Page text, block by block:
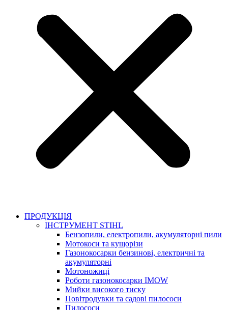
ПРОДУКЦІЯ
ІНСТРУМЕНТ STIHL
Бензопили, електропили, акумуляторні пили
Мотокоси та кущорізи
Газонокосарки бензинові, електричні та
акумуляторні
Мотоножиці
Роботи газонокосарки IMOW
Мийки високого тиску
Повітродувки та садові пилососи
Пилососи